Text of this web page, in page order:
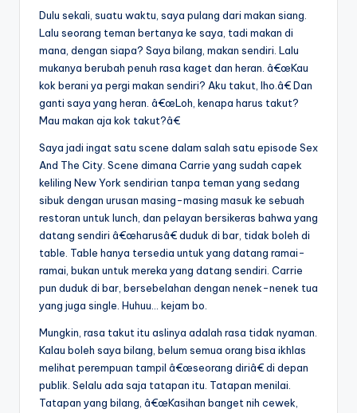
Dulu sekali, suatu waktu, saya pulang dari makan siang.
Lalu seorang teman bertanya ke saya, tadi makan di
mana, dengan siapa? Saya bilang, makan sendiri. Lalu
mukanya berubah penuh rasa kaget dan heran. â€œKau
kok berani ya pergi makan sendiri? Aku takut, lho.â€ Dan
ganti saya yang heran. â€œLoh, kenapa harus takut?
Mau makan aja kok takut?â€
Saya jadi ingat satu scene dalam salah satu episode Sex
And The City. Scene dimana Carrie yang sudah capek
keliling New York sendirian tanpa teman yang sedang
sibuk dengan urusan masing-masing masuk ke sebuah
restoran untuk lunch, dan pelayan bersikeras bahwa yang
datang sendiri â€œharusâ€ duduk di bar, tidak boleh di
table. Table hanya tersedia untuk yang datang ramai-
ramai, bukan untuk mereka yang datang sendiri. Carrie
pun duduk di bar, bersebelahan dengan nenek-nenek tua
yang juga single. Huhuu… kejam bo.
Mungkin, rasa takut itu aslinya adalah rasa tidak nyaman.
Kalau boleh saya bilang, belum semua orang bisa ikhlas
melihat perempuan tampil â€œseorang diriâ€ di depan
publik. Selalu ada saja tatapan itu. Tatapan menilai.
Tatapan yang bilang, â€œKasihan banget nih cewek,